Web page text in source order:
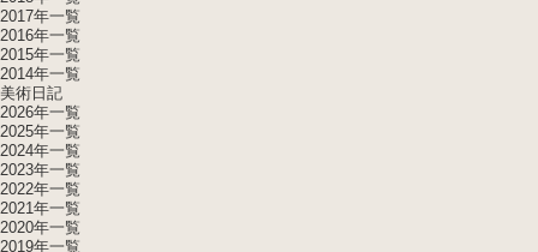
2017年一覧
2016年一覧
2015年一覧
2014年一覧
美術日記
2026年一覧
2025年一覧
2024年一覧
2023年一覧
2022年一覧
2021年一覧
2020年一覧
2019年一覧